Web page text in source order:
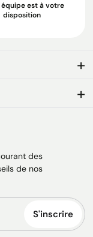
est à votre
disposition
des
de nos
S'inscrire